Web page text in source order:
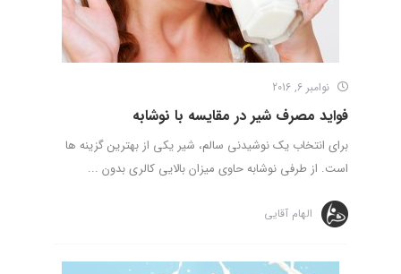
نوامبر 6, 2016
فواید مصرف شیر در مقایسه با نوشابه
برای انتخاب یک نوشیدنی سالم، شیر یکی از بهترین گزینه ها
است. از طرفی نوشابه حاوی میزان بالایی کالری بدون ...
الهام آقایی